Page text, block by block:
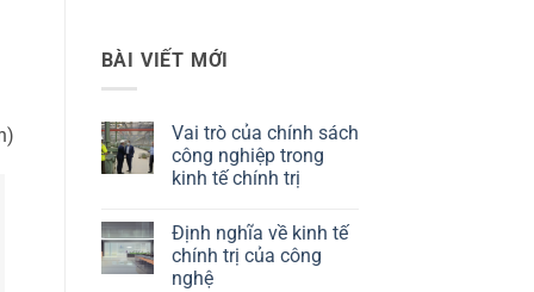
BÀI VIẾT MỚI
Vai trò của chính sách
công nghiệp trong
kinh tế chính trị
bình
luận
ở
Vai
Định nghĩa về kinh tế
chính trị của công
nghệ